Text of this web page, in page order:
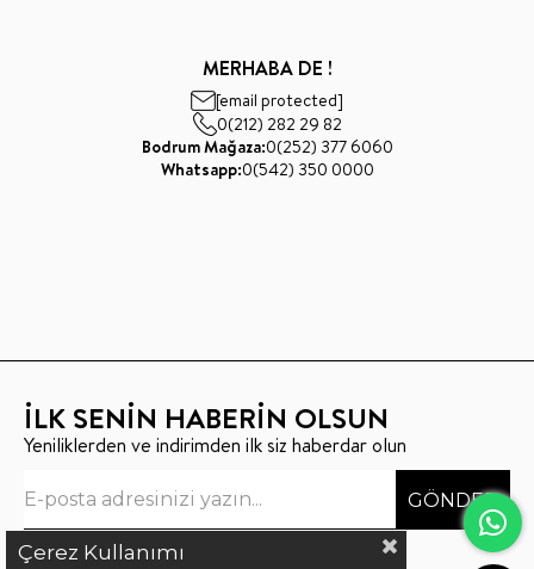
MERHABA DE !
[email protected]
0(212) 282 29 82
Bodrum Mağaza:0(252) 377 6060
Whatsapp:0(542) 350 0000
İLK SENİN HABERİN OLSUN
Yeniliklerden ve indirimden ilk siz haberdar olun
GÖNDER
Çerez Kullanımı